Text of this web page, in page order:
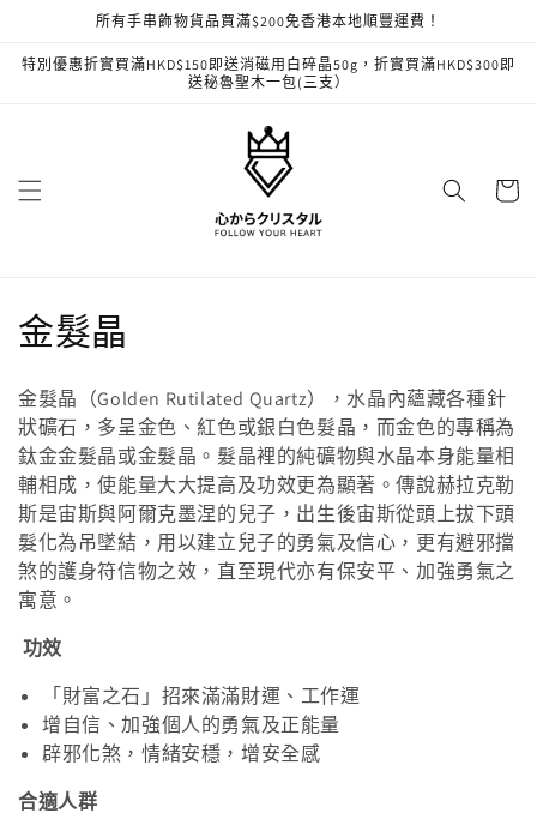
所有手串飾物貨品買滿$200免香港本地順豐運費！
特別優惠折實買滿HKD$150即送消磁用白碎晶50g，折實買滿HKD$300即
送秘魯聖木一包(三支）
物
商
品
系
列
:
金髮晶
金髮晶（Golden Rutilated Quartz），水晶內蘊藏各種針
狀礦石，多呈金色、紅色或銀白色髮晶，而金色的專稱為
鈦金金髮晶或金髮晶。髮晶裡的純礦物與水晶本身能量相
輔相成，使能量大大提高及功效更為顯著。傳說赫拉克勒
斯是宙斯與阿爾克墨涅的兒子，出生後宙斯從頭上拔下頭
髮化為吊墜結，用以建立兒子的勇氣及信心，更有避邪擋
煞的護身符信物之效，直至現代亦有保安平、加強勇氣之
寓意。
功效
「財富之石」招來滿滿財運、工作運
增自信、加強個人的勇氣及正能量
辟邪化煞，情緒安穩，增安全感
合適人群